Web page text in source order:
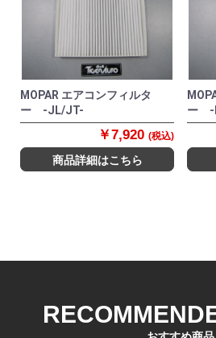
MOPAR エアコンフィルタ
ー -JL/JT-
￥7,920 (税込)
商品詳細はこちら
ー -